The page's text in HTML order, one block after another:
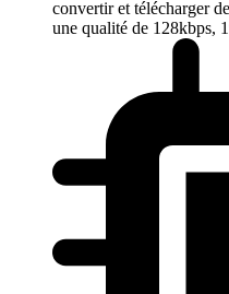
convertir et télécharger
une qualité de 128kbps,